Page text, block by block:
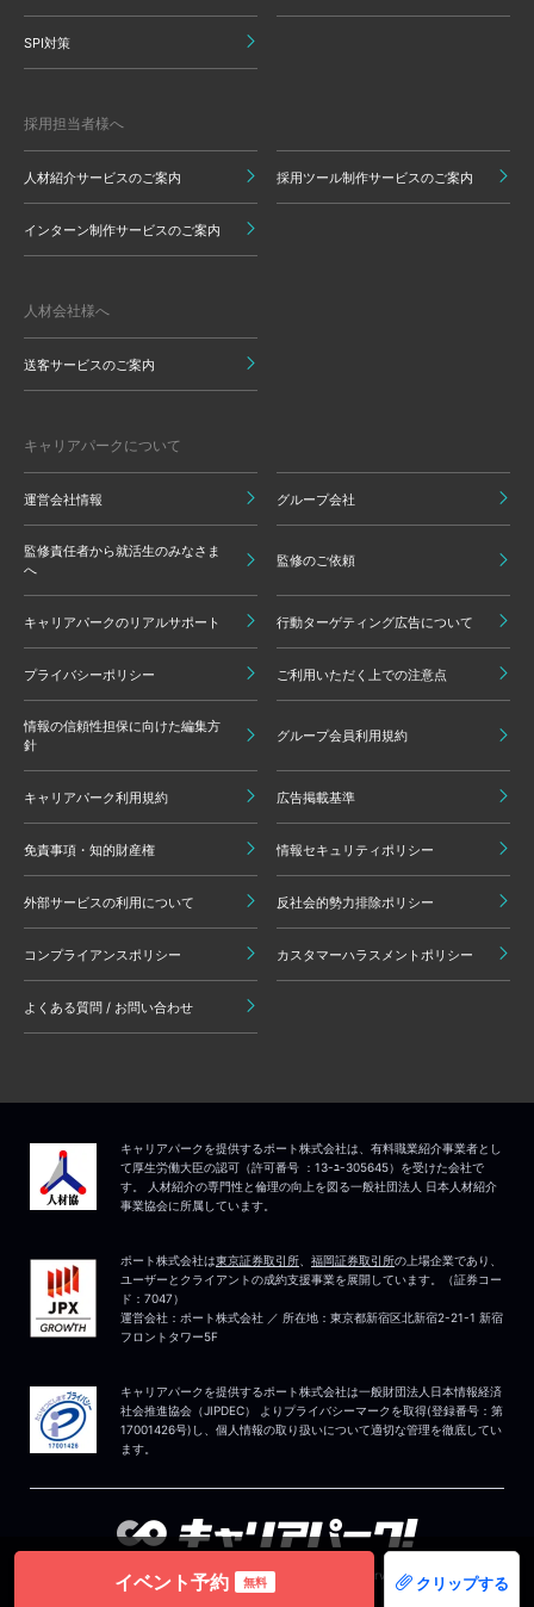
イベント予約 無料 クリップする
SPI対策
採用担当者様へ
人材紹介サービスのご案内 採用ツール制作サービスのご案内
インターン制作サービスのご案内
人材会社様へ
送客サービスのご案内
キャリアパークについて
運営会社情報 グループ会社
監修責任者から就活生のみなさま
へ
監修のご依頼
キャリアパークのリアルサポート 行動ターゲティング広告について
プライバシーポリシー ご利用いただく上での注意点
情報の信頼性担保に向けた編集方
針
グループ会員利用規約
キャリアパーク利用規約 広告掲載基準
免責事項・知的財産権 情報セキュリティポリシー
外部サービスの利用について 反社会的勢力排除ポリシー
コンプライアンスポリシー カスタマーハラスメントポリシー
よくある質問 / お問い合わせ